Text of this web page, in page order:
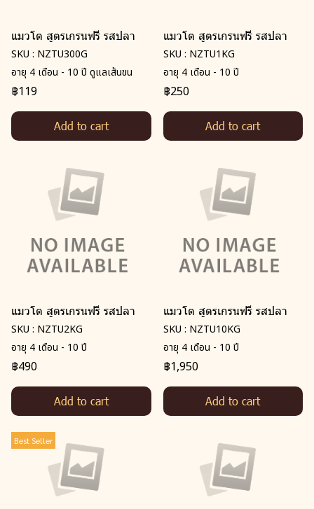
แมวโต สูตรเกรนฟรี รสปลา
SKU : NZTU300G
อายุ 4 เดือน - 10 ปี ดูแลเส้นขน
฿119
Add to cart
แมวโต สูตรเกรนฟรี รสปลา
SKU : NZTU1KG
อายุ 4 เดือน - 10 ปี
฿250
Add to cart
แมวโต สูตรเกรนฟรี รสปลา
SKU : NZTU2KG
อายุ 4 เดือน - 10 ปี
฿490
Add to cart
แมวโต สูตรเกรนฟรี รสปลา
SKU : NZTU10KG
อายุ 4 เดือน - 10 ปี
฿1,950
Add to cart
Best Seller